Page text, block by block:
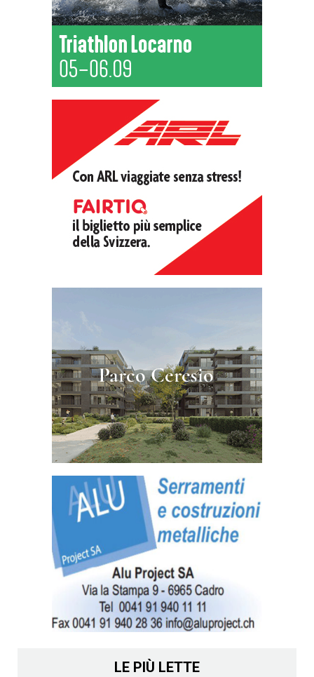
LE PIÙ LETTE